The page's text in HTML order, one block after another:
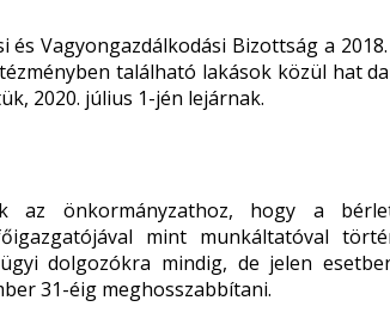
és Vagyongazdálkodási Bizottság a
található lakások közül hat
2020. július 1-jén lejárnak.
önkormányzathoz, hogy a
mint munkáltatóval
dolgozókra mindig, de jelen
31-éig meghosszabbítani.